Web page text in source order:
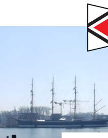
Navigation
überspringen
2 3 4 5 6 7